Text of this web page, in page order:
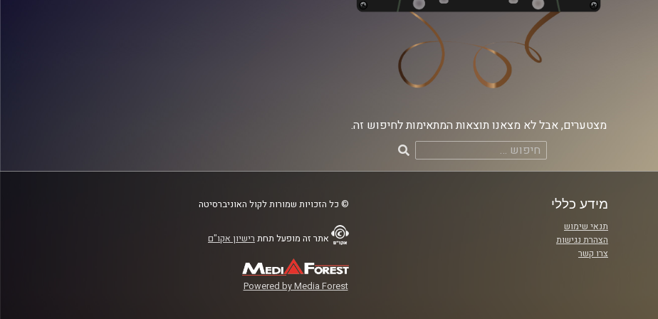
מצטערים, אבל לא מצאנו תוצאות המתאימות לחיפוש זה.
חיפוש:
מידע כללי
תנאי שימוש
הצהרת נגישות
צרו קשר
© כל הזכויות שמורות לקול האוניברסיטה
אתר זה מופעל תחת רישיון אקו"ם
Powered by Media Forest